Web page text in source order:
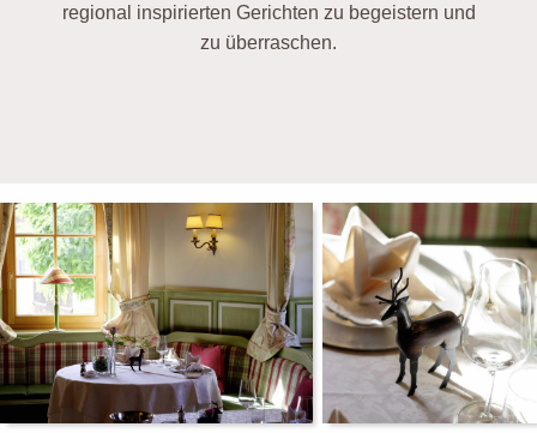
regional inspirierten Gerichten zu begeistern und
zu überraschen.